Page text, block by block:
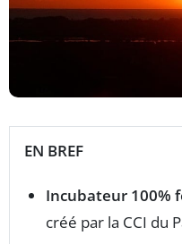
EN BREF
Incubateur 100%
créé par la CCI du